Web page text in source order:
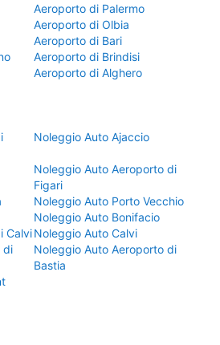
Aeroporto di Palermo
Aeroporto di Olbia
Aeroporto di Bari
Aeroporto di Brindisi
Aeroporto di Alghero
Noleggio Auto Ajaccio
Noleggio Auto Aeroporto di
Figari
Noleggio Auto Porto Vecchio
Noleggio Auto Bonifacio
CalviNoleggio Auto Calvi
di
Noleggio Auto Aeroporto di
Bastia